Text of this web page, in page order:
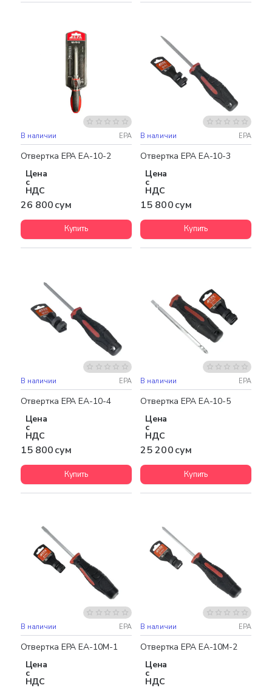
В наличии EPA
Отвертка EPA EA-10-2
Цена
с
НДС
26 800 сум
Купить
В наличии EPA
Отвертка EPA EA-10-3
Цена
с
НДС
15 800 сум
Купить
В наличии EPA
Отвертка EPA EA-10-4
Цена
с
НДС
15 800 сум
Купить
В наличии EPA
Отвертка EPA EA-10-5
Цена
с
НДС
25 200 сум
Купить
В наличии EPA
Отвертка EPA EA-10M-1
Цена
с
НДС
В наличии EPA
Отвертка EPA EA-10M-2
Цена
с
НДС